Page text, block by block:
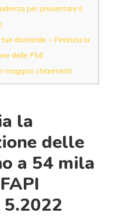
per presentare il
domande – Finanzia la
delle PMI
maggiori chiarimenti
la
delle
a 54 mila